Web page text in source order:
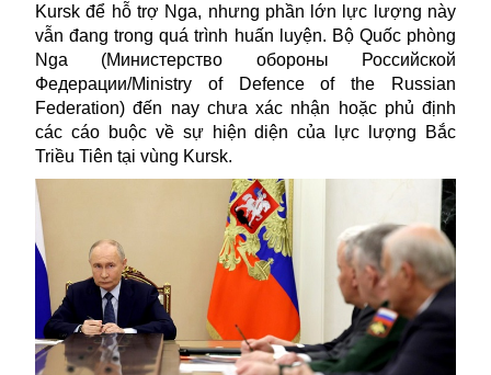
Kursk để hỗ trợ Nga, nhưng phần lớn lực lượng này
vẫn đang trong quá trình huấn luyện. Bộ Quốc phòng
Nga (Министерство обороны Российской
Федерации/Ministry of Defence of the Russian
Federation) đến nay chưa xác nhận hoặc phủ định
các cáo buộc về sự hiện diện của lực lượng Bắc
Triều Tiên tại vùng Kursk.